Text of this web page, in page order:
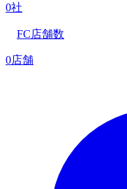
0社
FC店舗数
0店舗